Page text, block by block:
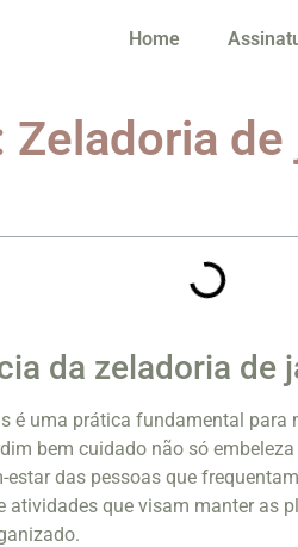
Home
Zeladoria
da zeladoria de
é uma prática fundamental para
bem cuidado não só
estar das pessoas que
atividades que visam manter as